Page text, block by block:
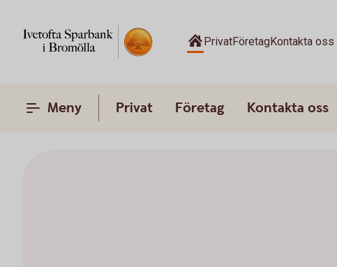
PrivatFöretagKontakta oss
Meny Privat Företag Kontakta oss